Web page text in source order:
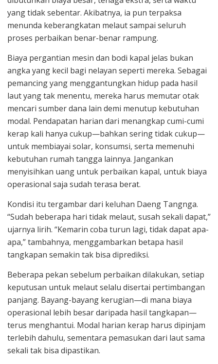
yang tidak sebentar. Akibatnya, ia pun terpaksa
menunda keberangkatan melaut sampai seluruh
proses perbaikan benar-benar rampung.
Biaya pergantian mesin dan bodi kapal jelas bukan
angka yang kecil bagi nelayan seperti mereka. Sebagai
pemancing yang menggantungkan hidup pada hasil
laut yang tak menentu, mereka harus memutar otak
mencari sumber dana lain demi menutup kebutuhan
modal. Pendapatan harian dari menangkap cumi-cumi
kerap kali hanya cukup—bahkan sering tidak cukup—
untuk membiayai solar, konsumsi, serta memenuhi
kebutuhan rumah tangga lainnya. Jangankan
menyisihkan uang untuk perbaikan kapal, untuk biaya
operasional saja sudah terasa berat.
Kondisi itu tergambar dari keluhan Daeng Tangnga.
“Sudah beberapa hari tidak melaut, susah sekali dapat,”
ujarnya lirih. “Kemarin coba turun lagi, tidak dapat apa-
apa,” tambahnya, menggambarkan betapa hasil
tangkapan semakin tak bisa diprediksi.
Beberapa pekan sebelum perbaikan dilakukan, setiap
keputusan untuk melaut selalu disertai pertimbangan
panjang. Bayang-bayang kerugian—di mana biaya
operasional lebih besar daripada hasil tangkapan—
terus menghantui. Modal harian kerap harus dipinjam
terlebih dahulu, sementara pemasukan dari laut sama
sekali tak bisa dipastikan.